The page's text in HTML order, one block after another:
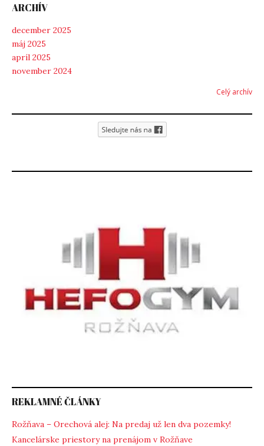
ARCHÍV
december 2025
máj 2025
apríl 2025
november 2024
Celý archív
REKLAMNÉ ČLÁNKY
Rožňava – Orechová alej: Na predaj už len dva pozemky!
Kancelárske priestory na prenájom v Rožňave